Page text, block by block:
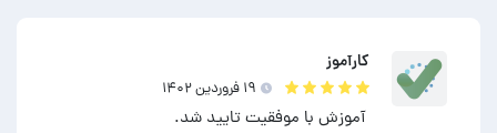
کارآموز
۱۹ فروردين ۱۴۰۲
آموزش با موفقیت تایید شد.